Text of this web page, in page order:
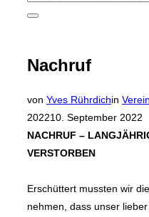
nach:
Seitenleiste
Nachruf
von Yves Rührdichin
202210. September 2022
NACHRUF –
VERSTORBEN
Erschüttert mussten wir
nehmen, dass unser